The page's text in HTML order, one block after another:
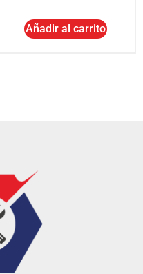
Añadir al carrito